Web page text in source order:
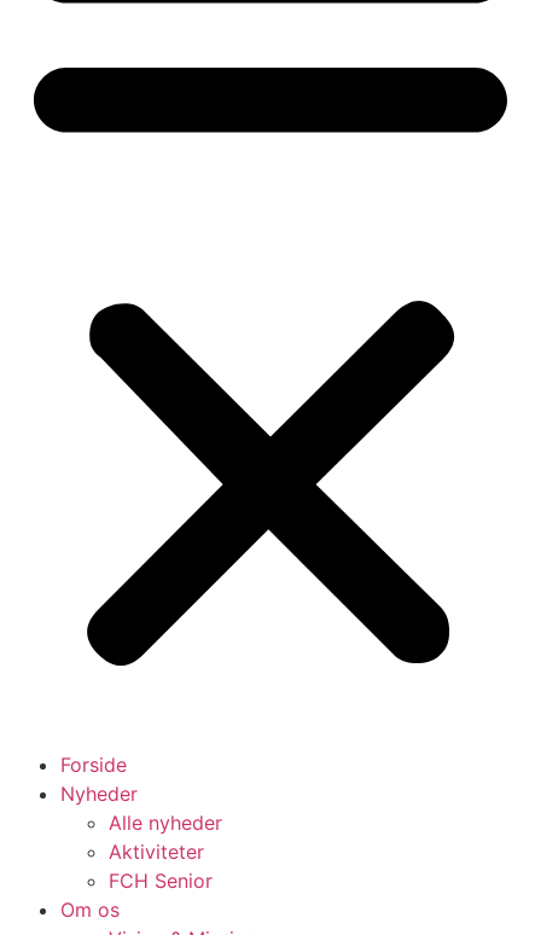
Forside
Nyheder
Alle nyheder
Aktiviteter
FCH Senior
Om os